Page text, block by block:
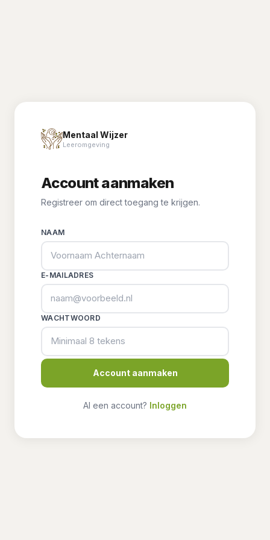
Mentaal Wijzer
Leeromgeving
Account aanmaken
Registreer om direct toegang te krijgen.
NAAM
E-MAILADRES
WACHTWOORD
Account aanmaken
Al een account? Inloggen